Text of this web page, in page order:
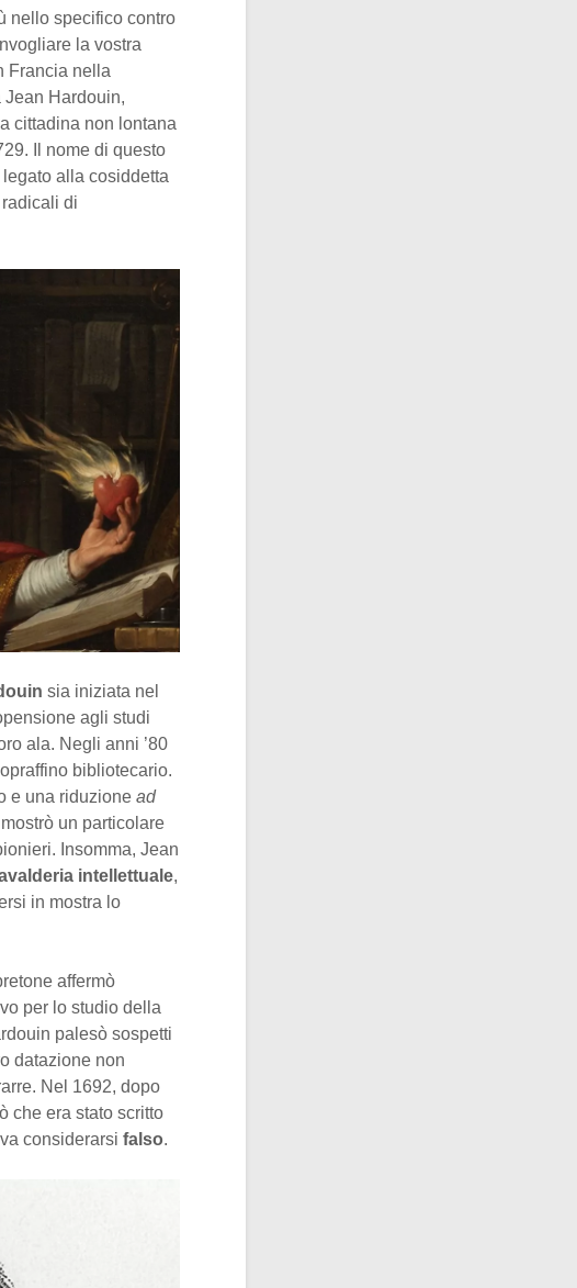
nello specifico contro
la vostra
Francia nella
Jean Hardouin,
cittadina non lontana
Il nome di questo
alla cosiddetta
di
sia iniziata nel
agli studi
ala. Negli anni ’80
bibliotecario.
e una riduzione ad
un particolare
Insomma, Jean
intellettuale,
in mostra lo
affermò
per lo studio della
palesò sospetti
datazione non
Nel 1692, dopo
che era stato scritto
considerarsi falso.